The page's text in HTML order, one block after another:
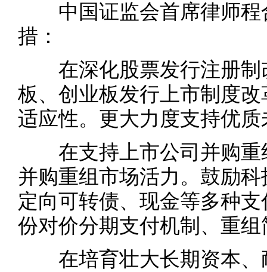
中国证监会首席律师程
措：
在深化股票发行注册制
板、创业板发行上市制度
适应性。更大力度支持优
在支持上市公司并购重
并购重组市场活力。鼓励
定向可转债、现金等多种
份对价分期支付机制、重
在培育壮大长期资本、